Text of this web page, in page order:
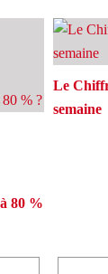
80 %
Le
semaine